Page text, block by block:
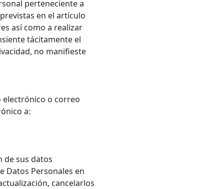
perteneciente a
en el artículo
así como a realizar
tácitamente el
no manifieste
electrónico o correo
a:
de sus datos
Datos Personales en
cancelarlos